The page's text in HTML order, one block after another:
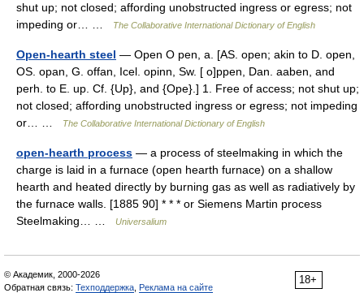
shut up; not closed; affording unobstructed ingress or egress; not
impeding or… …
The Collaborative International Dictionary of English
Open-hearth steel — Open O pen, a. [AS. open; akin to D. open,
OS. opan, G. offan, Icel. opinn, Sw. [ o]ppen, Dan. aaben, and
perh. to E. up. Cf. {Up}, and {Ope}.] 1. Free of access; not shut up;
not closed; affording unobstructed ingress or egress; not impeding
or… …
The Collaborative International Dictionary of English
open-hearth process — a process of steelmaking in which the
charge is laid in a furnace (open hearth furnace) on a shallow
hearth and heated directly by burning gas as well as radiatively by
the furnace walls. [1885 90] * * * or Siemens Martin process
Steelmaking… …
Universalium
18+
© Академик, 2000-2026
Обратная связь: Техподдержка Реклама на сайте